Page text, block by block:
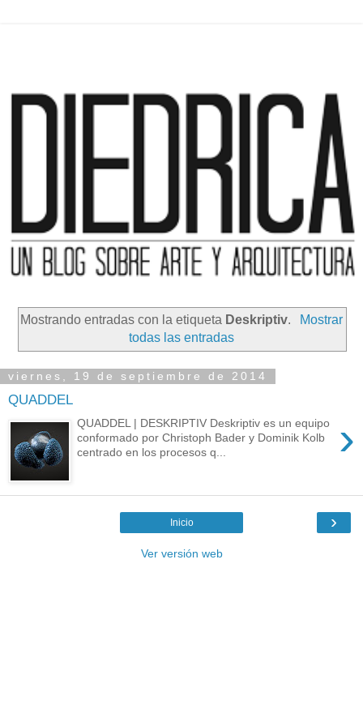
Mostrando entradas con la etiqueta Deskriptiv.
Mostrar
todas las entradas
viernes, 19 de septiembre de 2014
QUADDEL
›
QUADDEL | DESKRIPTIV Deskriptiv es un equipo
conformado por Christoph Bader y Dominik Kolb
centrado en los procesos q...
›
Inicio
Ver versión web